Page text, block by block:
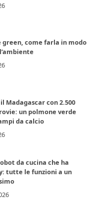
come farla in modo
Madagascar con 2.500
un polmone verde
da calcio
da cucina che ha
tutte le funzioni a un